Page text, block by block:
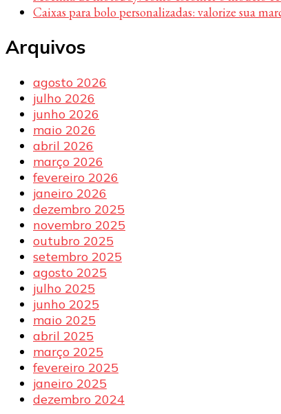
Caixas para bolo personalizadas: valorize sua
Arquivos
agosto 2026
julho 2026
junho 2026
maio 2026
abril 2026
março 2026
fevereiro 2026
janeiro 2026
dezembro 2025
novembro 2025
outubro 2025
setembro 2025
agosto 2025
julho 2025
junho 2025
maio 2025
abril 2025
março 2025
fevereiro 2025
janeiro 2025
dezembro 2024